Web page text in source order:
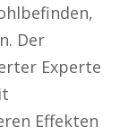
Der
Experte
Effekten